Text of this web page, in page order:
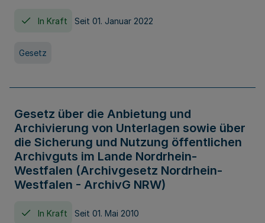
In Kraft Seit 01. Januar 2022
Gesetz
Gesetz über die Anbietung und
Archivierung von Unterlagen sowie über
die Sicherung und Nutzung öffentlichen
Archivguts im Lande Nordrhein-
Westfalen (Archivgesetz Nordrhein-
Westfalen - ArchivG NRW)
In Kraft Seit 01. Mai 2010